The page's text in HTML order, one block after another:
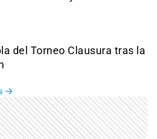
del Torneo Clausura tras la